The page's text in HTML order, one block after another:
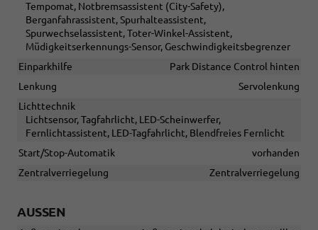
Tempomat, Notbremsassistent (City-Safety),
Berganfahrassistent, Spurhalteassistent,
Spurwechselassistent, Toter-Winkel-Assistent,
Müdigkeitserkennungs-Sensor, Geschwindigkeitsbegrenzer
Einparkhilfe
Park Distance Control hinten
Lenkung
Servolenkung
Lichttechnik
Lichtsensor, Tagfahrlicht, LED-Scheinwerfer,
Fernlichtassistent, LED-Tagfahrlicht, Blendfreies Fernlicht
Start/Stop-Automatik
vorhanden
Zentralverriegelung
Zentralverriegelung
AUSSEN